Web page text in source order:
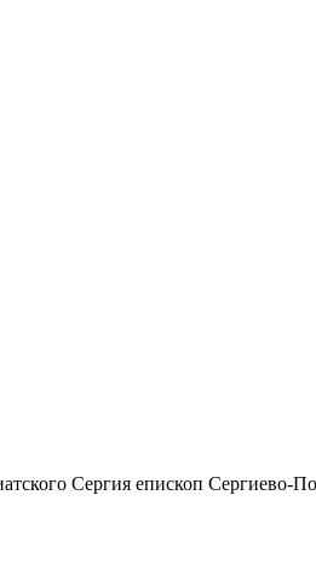
Сергия епископ Сергиево-